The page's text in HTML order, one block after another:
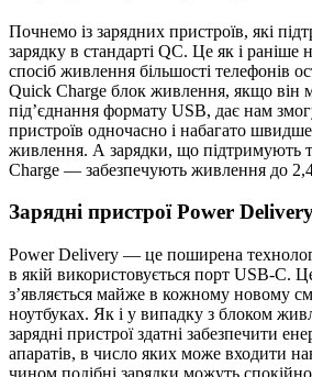
Почнемо із зарядних пристроїв, які
зарядку в стандарті QC. Це як і раніше
спосіб живлення більшості телефонів
Quick Charge блок живлення, якщо він
під’єднання формату USB, дає нам
пристроїв одночасно і набагато
живлення. А зарядки, що підтримують
Charge — забезпечують живлення до
Зарядні пристрої Power
Power Delivery — це поширена
в якій використовується порт USB-C.
з’являється майже в кожному новому
ноутбуках. Як і у випадку з блоком
зарядні пристрої здатні забезпечити
апаратів, в число яких може входити
чином подібні зарядки можуть